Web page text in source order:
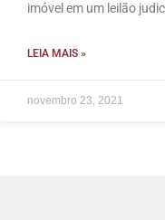
imóvel em um leilão
LEIA MAIS »
novembro 23, 2021